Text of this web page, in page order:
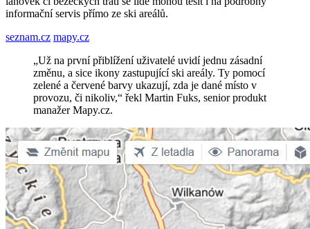
informační servis přímo ze ski areálů.
seznam.cz mapy.cz
„Už na první přiblížení uživatelé uvidí jednu zásadní
změnu, a sice ikony zastupující ski areály. Ty pomocí
zelené a červené barvy ukazují, zda je dané místo v
provozu, či nikoliv,“ řekl Martin Fuks, senior produkt
manažer Mapy.cz.